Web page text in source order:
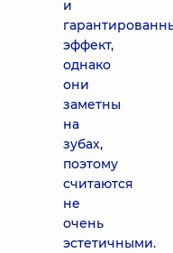
и
эффект,
однако
они
заметны
на
зубах,
поэтому
считаются
не
очень
эстетичными.